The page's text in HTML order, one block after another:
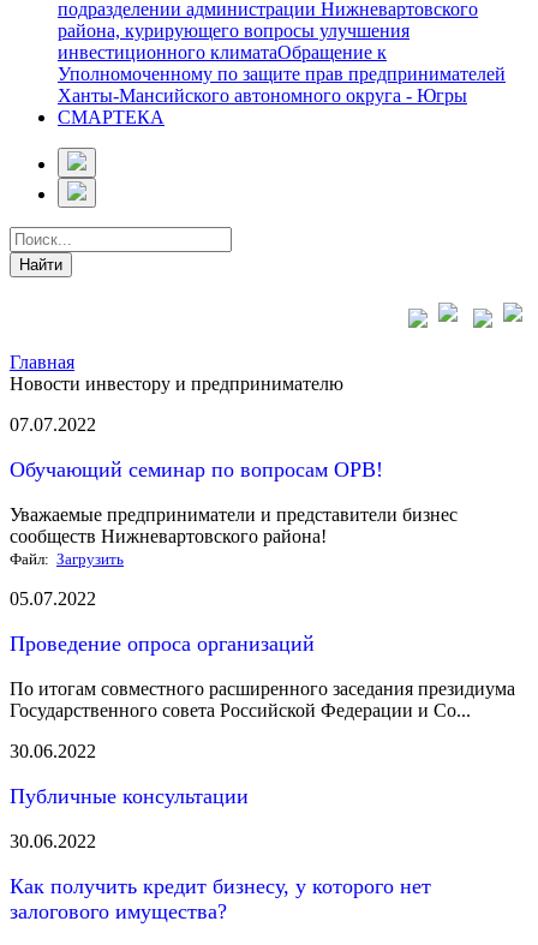
подразделении администрации Нижневартовского
района, курирующего вопросы улучшения
инвестиционного климатаОбращение к
Уполномоченному по защите прав предпринимателей
Ханты-Мансийского автономного округа - Югры
СМАРТЕКА
Главная
Новости инвестору и предпринимателю
07.07.2022
Обучающий семинар по вопросам ОРВ!
Уважаемые предприниматели и представители бизнес
сообществ Нижневартовского района!
Файл: Загрузить
05.07.2022
Проведение опроса организаций
По итогам совместного расширенного заседания президиума
Государственного совета Российской Федерации и Со...
30.06.2022
Публичные консультации
30.06.2022
Как получить кредит бизнесу, у которого нет
залогового имущества?